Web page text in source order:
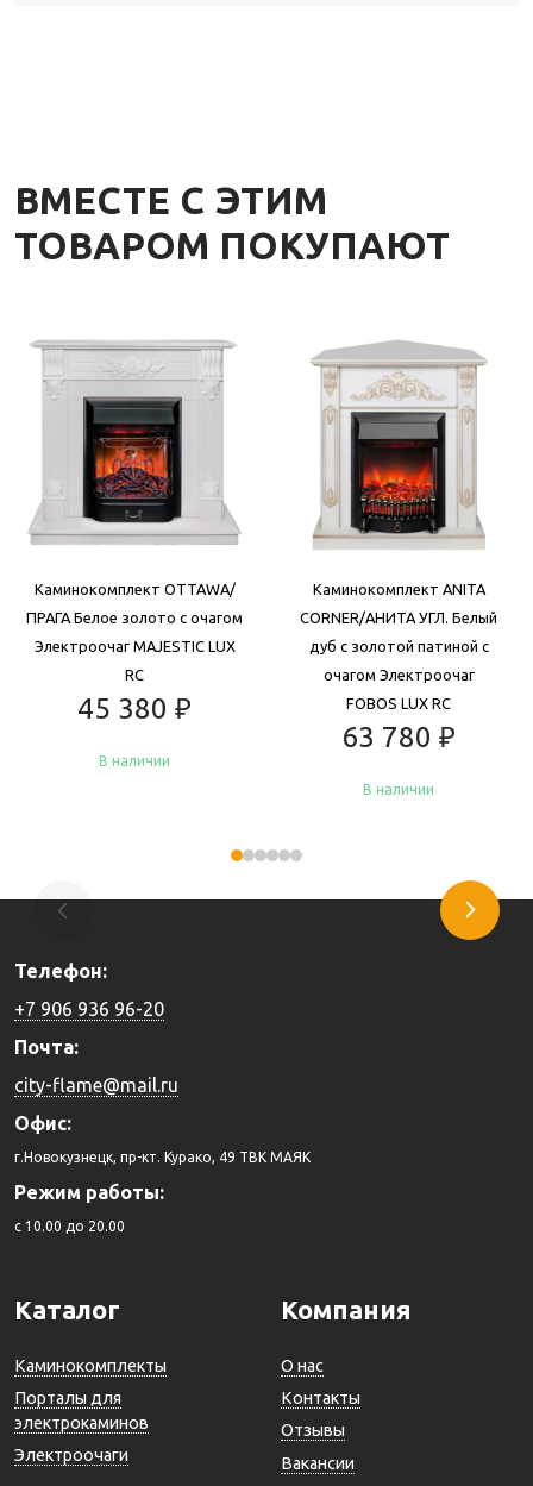
ВМЕСТЕ С ЭТИМ
ТОВАРОМ ПОКУПАЮТ
Каминокомплект OTTAWA/
ПРАГА Белое золото с очагом
Электроочаг MAJESTIC LUX
RC
45 380 ₽
В наличии
Каминокомплект ANITA
CORNER/АНИТА УГЛ. Белый
дуб с золотой патиной с
очагом Электроочаг
FOBOS LUX RC
63 780 ₽
В наличии
Телефон:
+7 906 936 96-20
Почта:
city-flame@mail.ru
Офис:
г.Новокузнецк, пр-кт. Курако, 49 ТВК МАЯК
Режим работы:
c 10.00 до 20.00
Каталог
Каминокомплекты
Порталы для
электрокаминов
Электроочаги
Компания
О нас
Контакты
Отзывы
Вакансии